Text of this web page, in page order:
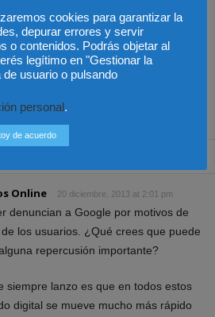
Catalana
del riesgo de que
en las
judiciales
el
de la
Los trabajadores de
Groundforce en el
aeropuerto de
Barcelona inician
huelga indefinida:
¿pueden los pasajeros
afectados reclamar
Online 20 diciembre, 2013 at 2:01 pm
denuncian a Google por motivos de
los usuarios. ¿Qué crees que puede
repercusión importante?
siempre lanzo es que en todos estos
digital se mueve mucho más rápido
cookies para garantizar la
depurar errores y servir
o contenidos. Podrás objetar al
legítimo en "Gestionar la
usuario o pulsando
personal.
de acuerdo